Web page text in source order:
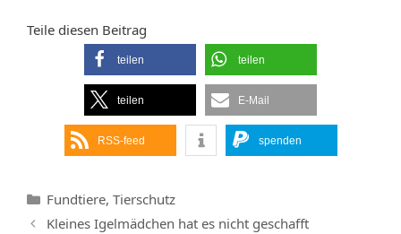
Teile diesen Beitrag
teilen teilen
teilen E-Mail
RSS-feed spenden
Kategorien
Fundtiere, Tierschutz
Kleines Igelmädchen hat es nicht geschafft